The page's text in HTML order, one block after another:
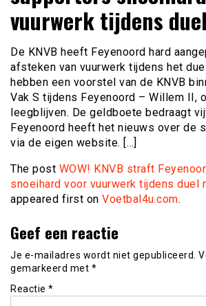
vuurwerk tijdens
De KNVB heeft Feyenoord hard
afsteken van vuurwerk tijdens het
hebben een voorstel van de KNVB
Vak S tijdens Feyenoord – Willem II,
leegblijven. De geldboete bedraagt
Feyenoord heeft het nieuws over de
via de eigen website. […]
The post WOW! KNVB straft
snoeihard voor vuurwerk tijdens duel
appeared first on Voetbal4u.com.
Geef een reactie
Je e-mailadres wordt niet gepubliceerd.
gemarkeerd met *
Reactie *